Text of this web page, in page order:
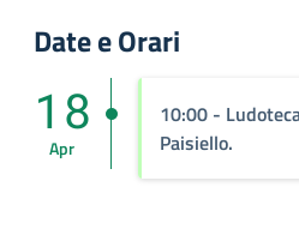
Date e Orari
18
Apr
10:00 -
Paisiello.